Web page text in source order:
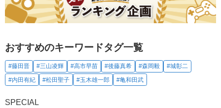
おすすめのキーワードタグ一覧
#藤田晋 #三山凌輝 #高市早苗 #後藤真希 #森岡毅
#城彰二
#内田有紀
#松田聖子 #玉木雄一郎 #亀和田武
SPECIAL